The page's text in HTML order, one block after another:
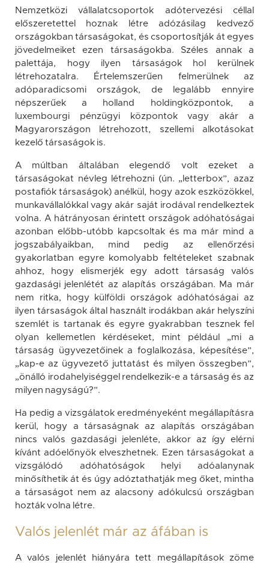
Nemzetközi vállalatcsoportok adótervezési céllal
előszeretettel hoznak létre adózásilag kedvező
országokban társaságokat, és csoportosítják át egyes
jövedelmeiket ezen társaságokba. Széles annak a
palettája, hogy ilyen társaságok hol kerülnek
létrehozatalra. Értelemszerűen felmerülnek az
adóparadicsomi országok, de legalább ennyire
népszerűek a holland holdingközpontok, a
luxembourgi pénzügyi központok vagy akár a
Magyarországon létrehozott, szellemi alkotásokat
kezelő társaságok is.
A múltban általában elegendő volt ezeket a
társaságokat névleg létrehozni (ún. „letterbox”, azaz
postafiók társaságok) anélkül, hogy azok eszközökkel,
munkavállalókkal vagy akár saját irodával rendelkeztek
volna. A hátrányosan érintett országok adóhatóságai
azonban előbb-utóbb kapcsoltak és ma már mind a
jogszabályaikban, mind pedig az ellenőrzési
gyakorlatban egyre komolyabb feltételeket szabnak
ahhoz, hogy elismerjék egy adott társaság valós
gazdasági jelenlétét az alapítás országában. Ma már
nem ritka, hogy külföldi országok adóhatóságai az
ilyen társaságok által használt irodákban akár helyszíni
szemlét is tartanak és egyre gyakrabban tesznek fel
olyan kellemetlen kérdéseket, mint például „mi a
társaság ügyvezetőinek a foglalkozása, képesítése”,
„kap-e az ügyvezető juttatást és milyen összegben”,
„önálló irodahelyiséggel rendelkezik-e a társaság és az
milyen nagyságú?”.
Ha pedig a vizsgálatok eredményeként megállapításra
kerül, hogy a társaságnak az alapítás országában
nincs valós gazdasági jelenléte, akkor az így elérni
kívánt adóelőnyök elveszhetnek. Ezen társaságokat a
vizsgálódó adóhatóságok helyi adóalanynak
minősíthetik át és úgy adóztathatják meg őket, mintha
a társaságot nem az alacsony adókulcsú országban
hozták volna létre.
Valós jelenlét már az áfában is
A valós jelenlét hiányára tett megállapítások zöme